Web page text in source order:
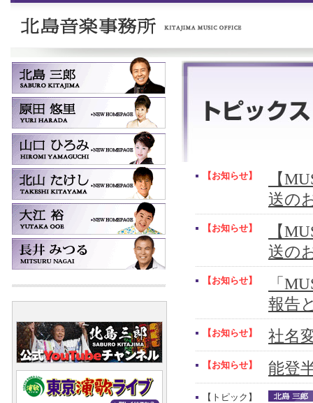
【お知らせ】
【
送の
【お知らせ】
【
送の
【お知らせ】
「
報告
【お知らせ】 社名
【お知らせ】 能登
【トピック】